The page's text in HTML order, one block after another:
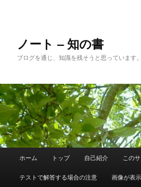
へ
移
移
動
ノート – 知の書
ブログを通じ、知識を残そうと思っています。
ホーム トップ 自己紹介 この
テストで解答する場合の注意 画像が表